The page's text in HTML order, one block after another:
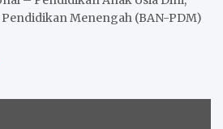
Menengah (BAN-PDM)